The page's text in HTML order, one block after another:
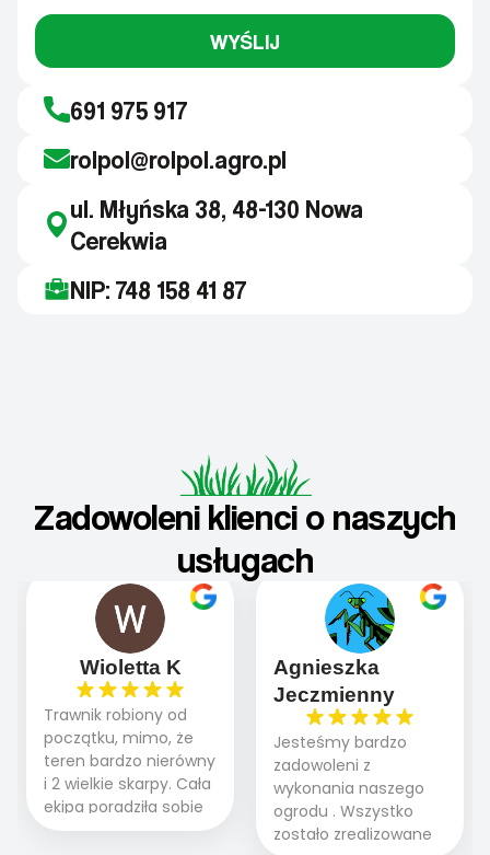
WYŚLIJ
691 975 917
rolpol@rolpol.agro.pl
ul. Młyńska 38, 48-130 Nowa
Cerekwia
NIP: 748 158 41 87
Zadowoleni klienci o naszych
usługach
Wioletta K
Trawnik robiony od
początku, mimo, że
teren bardzo nierówny
i 2 wielkie skarpy. Cała
ekipa poradziła sobie
WSPANIALE od
Agnieszka
Jeczmienny
Jesteśmy bardzo
zadowoleni z
wykonania naszego
ogrodu . Wszystko
zostało zrealizowane